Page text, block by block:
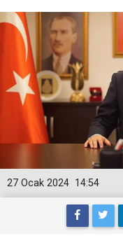
14:54
27 Ocak 2024